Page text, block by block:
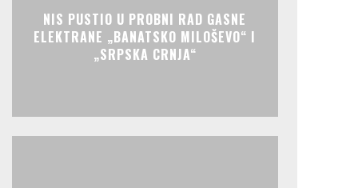
NIS PUSTIO U PROBNI RAD GASNE
ELEKTRANE „BANATSKO MILOŠEVO“ I
„SRPSKA CRNJA“